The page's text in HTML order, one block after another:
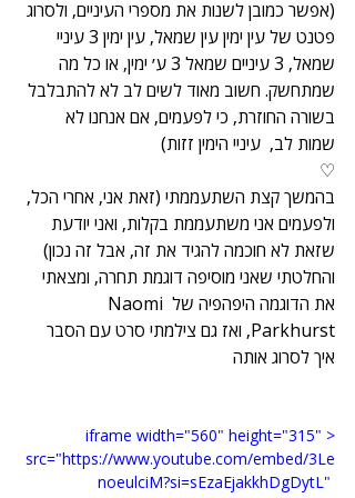
(אפשר כמובן לשנות את מספרי העיניים, ולסרוג
פטנט של עין ימין עין שמאל, עין ימין 3 עיניי
שמאל, 3 עיניים שמאל 3 ע׳ ימין, או כל מה
שמתחשק. חשוב מאוד לשים לב לא להתבלבל
בשורה החוזרת, כי לפעמים, אם אנחנו לא
שמות לב,  עיניי הימין זזות)
♡
בהמשך קצת השתעממתי (זאת אני, אחרי הכל,
ולפעמים אני משתעממת בקלות, ואני יודעת
שזאת לא חוכמה להגיד את זה, אבל זה נכון)
והחלטתי שאני מוסיפה דוגמת תחרה, ומצאתי
את הדוגמה היפהפיה של Naomi
Parkhurst, ואז גם צילמתי סרט עם הסבר
איך לסרוג אותה
<iframe width="560" height="315"
src="https://www.youtube.com/embed/3Le
noeulciM?si=sEzaEjakkhDgDytL"